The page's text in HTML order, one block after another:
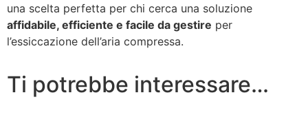
una scelta perfetta per chi cerca una soluzione
affidabile, efficiente e facile da gestire per
l’essiccazione dell’aria compressa.
Ti potrebbe interessare…